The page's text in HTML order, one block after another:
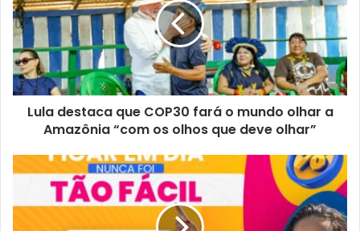
e
Lula destaca que COP30 fará o mundo olhar a
Amazônia “com os olhos que deve olhar”